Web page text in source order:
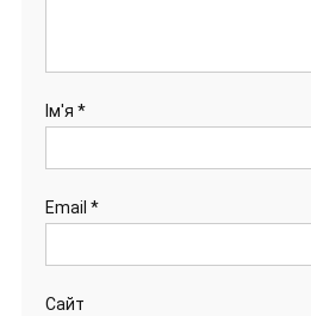
Ім'я *
Email *
Сайт